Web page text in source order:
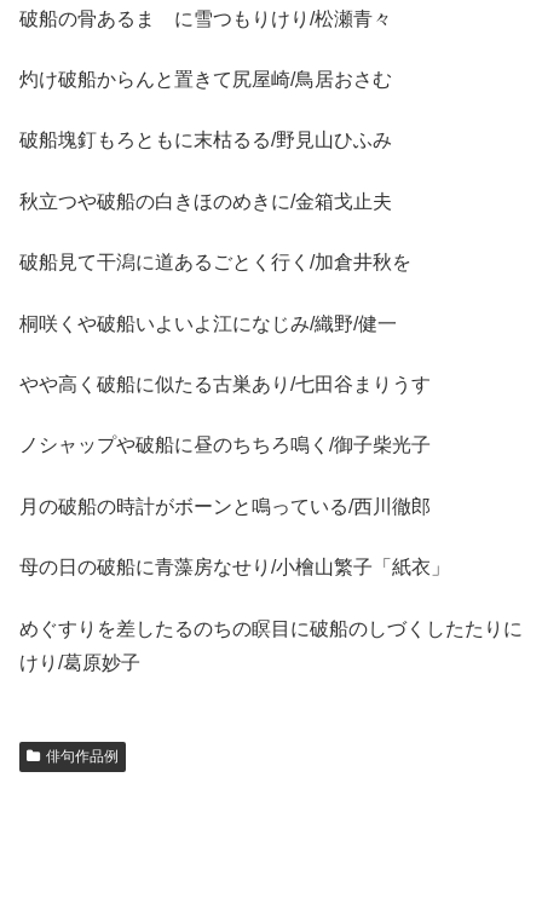
破船の骨あるまゝに雪つもりけり/松瀬青々
灼け破船からんと置きて尻屋崎/鳥居おさむ
破船塊釘もろともに末枯るる/野見山ひふみ
秋立つや破船の白きほのめきに/金箱戈止夫
破船見て干潟に道あるごとく行く/加倉井秋を
桐咲くや破船いよいよ江になじみ/織野/健一
やや高く破船に似たる古巣あり/七田谷まりうす
ノシャップや破船に昼のちちろ鳴く/御子柴光子
月の破船の時計がボーンと鳴っている/西川徹郎
母の日の破船に青藻房なせり/小檜山繁子「紙衣」
めぐすりを差したるのちの瞑目に破船のしづくしたたりに
けり/葛原妙子
俳句作品例